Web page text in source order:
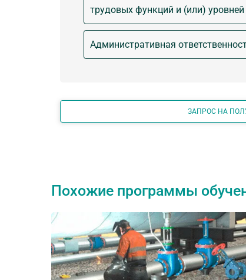
трудовых функций и (или)
Административная
ЗАПРОС НА
Похожие программы